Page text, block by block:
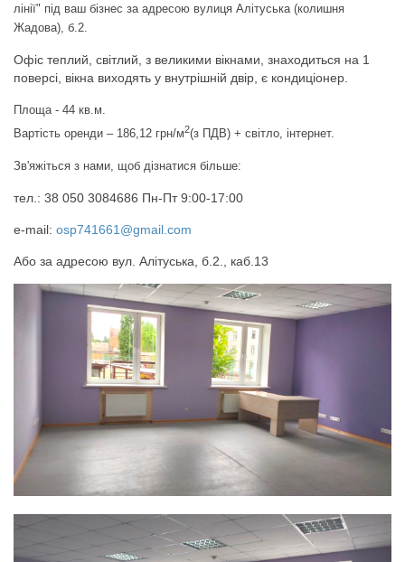
лінії" під ваш бізнес за адресою вулиця Алітуська (колишня
Жадова), б.2.
Офіс теплий, світлий, з великими вікнами, знаходиться на 1
поверсі, вікна виходять у внутрішній двір, є кондиціонер.
Площа - 44 кв.м.
Вартість оренди – 186,12 грн/м2(з ПДВ) + світло, інтернет.
Зв'яжіться з нами, щоб дізнатися більше:
тел.: 38 050 3084686 Пн-Пт 9:00-17:00
e-mail: osp741661@gmail.com
Або за адресою вул. Алітуська, б.2., каб.13